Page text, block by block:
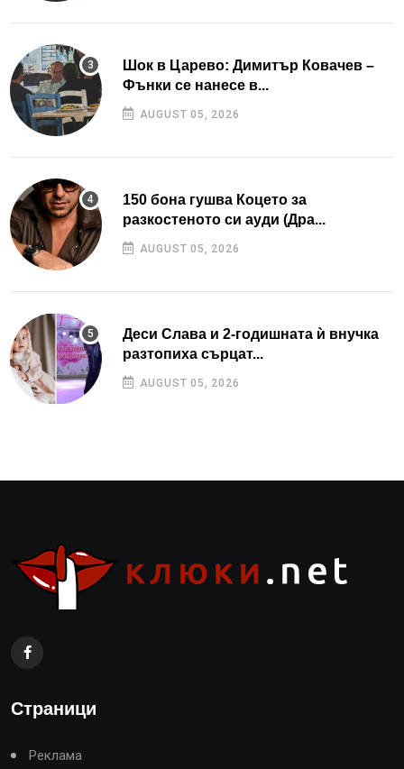
Шок в Царево: Димитър Ковачев –
Фънки се нанесе в...
AUGUST 05, 2026
150 бона гушва Коцето за
разкостеното си ауди (Дра...
AUGUST 05, 2026
Деси Слава и 2-годишната ѝ внучка
разтопиха сърцат...
AUGUST 05, 2026
Страници
Реклама